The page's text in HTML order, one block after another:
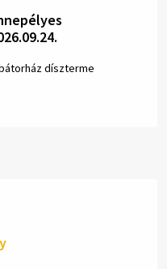
díszterme